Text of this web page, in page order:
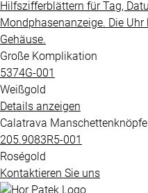
Große Komplikation
5374G​-001
Weißgold
Details anzeigen
Calatrava Manschettenknöpfe
205.9083R5​-001
Roségold
Kontaktieren Sie uns